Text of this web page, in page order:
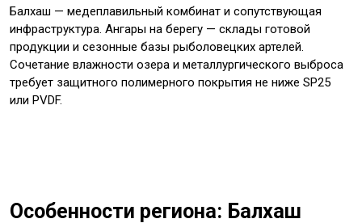
Балхаш — медеплавильный комбинат и сопутствующая
инфраструктура. Ангары на берегу — склады готовой
продукции и сезонные базы рыболовецких артелей.
Сочетание влажности озера и металлургического выброса
требует защитного полимерного покрытия не ниже SP25
или PVDF.
Особенности региона: Балхаш